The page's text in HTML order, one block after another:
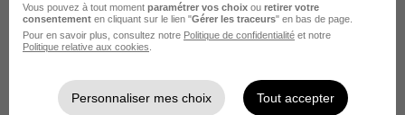
Voir l’offre
il y a 17 jours
H/F
Croix-Rouge française
Vous pouvez à tout moment paramétrer vos choix ou retirer votre
consentement en cliquant sur le lien "Gérer les traceurs" en bas de page.
Pour en savoir plus, consultez notre Politique de confidentialité et notre
Politique relative aux cookies
Personnaliser mes choix Tout accepter